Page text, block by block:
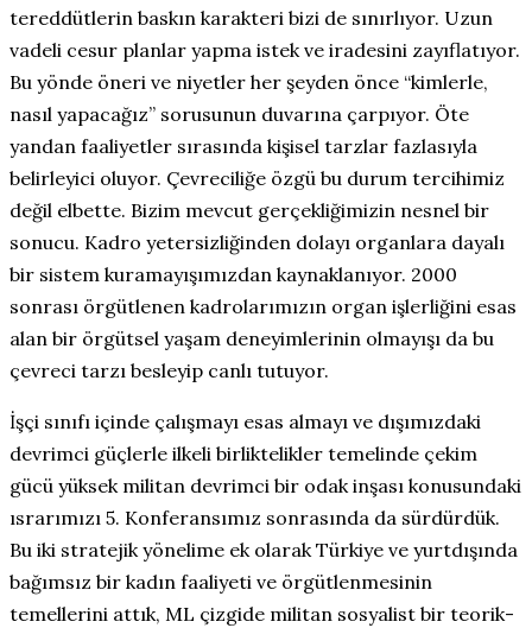
tereddütlerin baskın karakteri bizi de sınırlıyor. Uzun
vadeli cesur planlar yapma istek ve iradesini zayıflatıyor.
Bu yönde öneri ve niyetler her şeyden önce “kimlerle,
nasıl yapacağız” sorusunun duvarına çarpıyor. Öte
yandan faaliyetler sırasında kişisel tarzlar fazlasıyla
belirleyici oluyor. Çevreciliğe özgü bu durum tercihimiz
değil elbette. Bizim mevcut gerçekliğimizin nesnel bir
sonucu. Kadro yetersizliğinden dolayı organlara dayalı
bir sistem kuramayışımızdan kaynaklanıyor. 2000
sonrası örgütlenen kadrolarımızın organ işlerliğini esas
alan bir örgütsel yaşam deneyimlerinin olmayışı da bu
çevreci tarzı besleyip canlı tutuyor.
İşçi sınıfı içinde çalışmayı esas almayı ve dışımızdaki
devrimci güçlerle ilkeli birliktelikler temelinde çekim
gücü yüksek militan devrimci bir odak inşası konusundaki
ısrarımızı 5. Konferansımız sonrasında da sürdürdük.
Bu iki stratejik yönelime ek olarak Türkiye ve yurtdışında
bağımsız bir kadın faaliyeti ve örgütlenmesinin
temellerini attık, ML çizgide militan sosyalist bir teorik-